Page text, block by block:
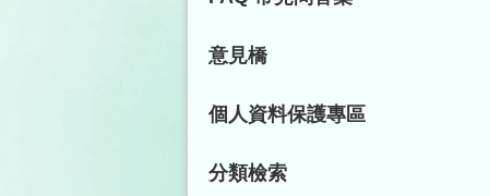
意見橋
個人資料保護專區
分類檢索